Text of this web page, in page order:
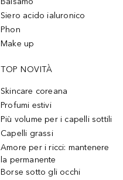
Siero acido ialuronico
Phon
Make up
TOP NOVITÀ
Skincare coreana
Profumi estivi
Più volume per i capelli sottili
Capelli grassi
Amore per i ricci: mantenere
la permanente
Borse sotto gli occhi